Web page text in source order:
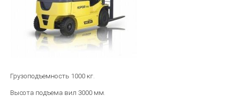
Грузоподъемность 1000 кг.
Высота подъема вил 3000 мм.